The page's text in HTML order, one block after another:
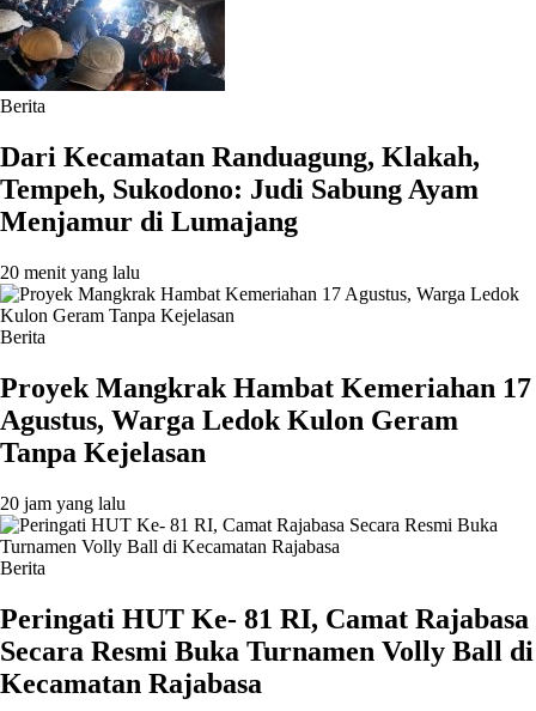
Berita
‎Dari Kecamatan Randuagung, Klakah,
Tempeh, Sukodono: Judi Sabung Ayam
Menjamur di Lumajang
20 menit yang lalu
Berita
‎Proyek Mangkrak Hambat Kemeriahan 17
Agustus, Warga Ledok Kulon Geram
Tanpa Kejelasan
20 jam yang lalu
Berita
Peringati HUT Ke- 81 RI, Camat Rajabasa
Secara Resmi Buka Turnamen Volly Ball di
Kecamatan Rajabasa